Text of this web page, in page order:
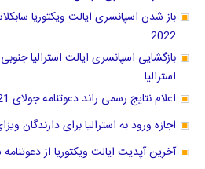
2022
بازگشایی اسپانسری ایالت استرالیا
استرالیا
اعلام نتایج رسمی راند دعوتنامه جولای 2021
اجازه ورود به استرالیا برای دارندگان
آخرین آپدیت ایالت ویکتوریا از دعوتنامه